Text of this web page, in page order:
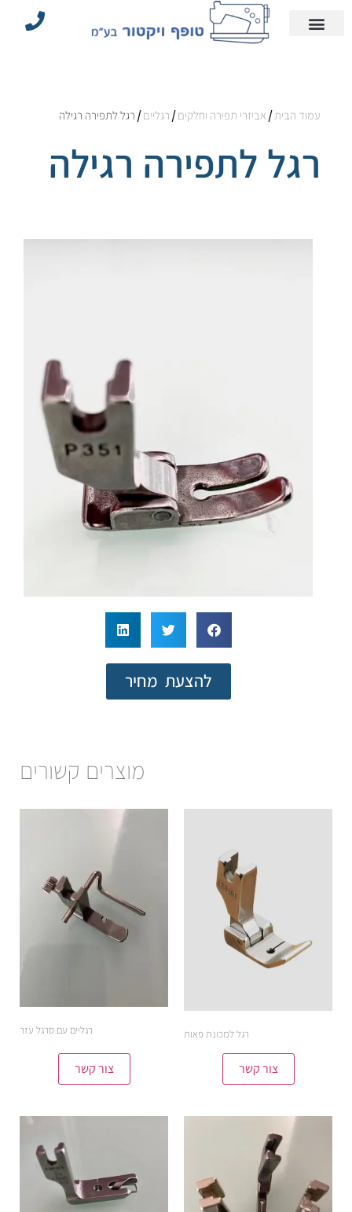
עמוד הבית/ אביזרי תפירה וחלקים/ רגליים/ רגל לתפירה רגילה
רגל לתפירה רגילה
להצעת מחיר
מוצרים קשורים
רגל למכונת פאות
צור קשר
רגליים עם סרגל עזר
צור קשר